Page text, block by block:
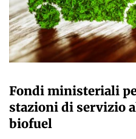
Fondi ministeriali
stazioni di servizio
biofuel